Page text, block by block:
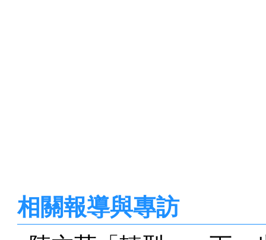
相關報導與專訪